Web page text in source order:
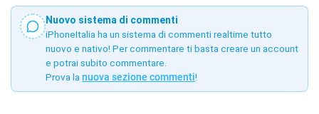
Nuovo sistema di commenti
iPhoneItalia ha un sistema di commenti realtime tutto
nuovo e nativo! Per commentare ti basta creare un account
e potrai subito commentare.
Prova la nuova sezione commenti!